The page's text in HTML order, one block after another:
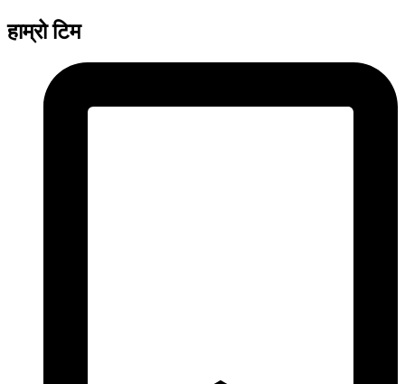
हाम्रो टिम